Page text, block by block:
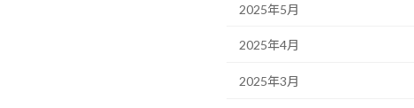
2025年5月
2025年4月
2025年3月